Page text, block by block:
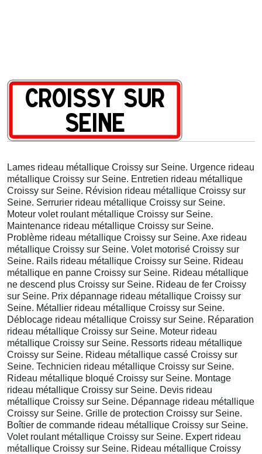
Lames rideau métallique Croissy sur Seine. Urgence rideau
métallique Croissy sur Seine. Entretien rideau métallique
Croissy sur Seine. Révision rideau métallique Croissy sur
Seine. Serrurier rideau métallique Croissy sur Seine.
Moteur volet roulant métallique Croissy sur Seine.
Maintenance rideau métallique Croissy sur Seine.
Problème rideau métallique Croissy sur Seine. Axe rideau
métallique Croissy sur Seine. Volet motorisé Croissy sur
Seine. Rails rideau métallique Croissy sur Seine. Rideau
métallique en panne Croissy sur Seine. Rideau métallique
ne descend plus Croissy sur Seine. Rideau de fer Croissy
sur Seine. Prix dépannage rideau métallique Croissy sur
Seine. Métallier rideau métallique Croissy sur Seine.
Déblocage rideau métallique Croissy sur Seine. Réparation
rideau métallique Croissy sur Seine. Moteur rideau
métallique Croissy sur Seine. Ressorts rideau métallique
Croissy sur Seine. Rideau métallique cassé Croissy sur
Seine. Technicien rideau métallique Croissy sur Seine.
Rideau métallique bloqué Croissy sur Seine. Montage
rideau métallique Croissy sur Seine. Devis rideau
métallique Croissy sur Seine. Dépannage rideau métallique
Croissy sur Seine. Grille de protection Croissy sur Seine.
Boîtier de commande rideau métallique Croissy sur Seine.
Volet roulant métallique Croissy sur Seine. Expert rideau
métallique Croissy sur Seine. Rideau métallique Croissy